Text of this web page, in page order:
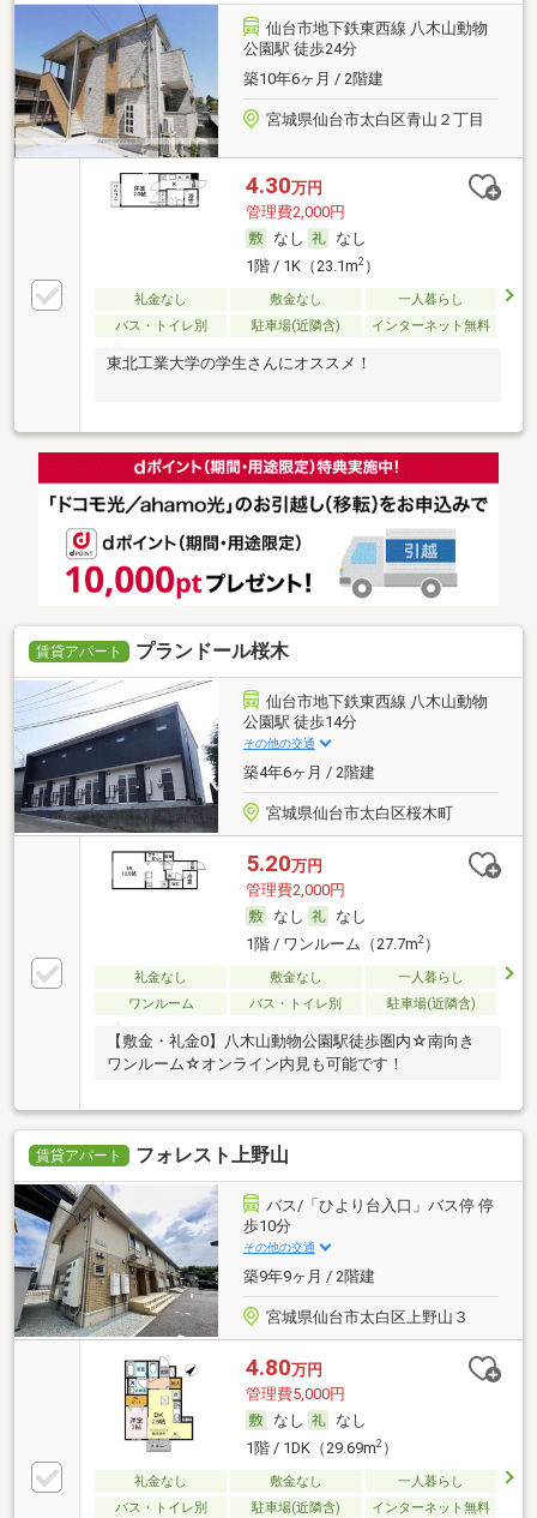
仙台市地下鉄東西線 八木山動物
公園駅 徒歩24分
築10年6ヶ月 / 2階建
宮城県仙台市太白区青山２丁目
4.30万円
管理費2,000円
なし
なし
1階 / 1K（23.1m2）
礼金なし 敷金なし
一人暮らし
バス・トイレ別
駐車場(近隣含) インターネット無料
東北工業大学の学生さんにオススメ！
賃貸アパート プランドール桜木
仙台市地下鉄東西線 八木山動物
公園駅 徒歩14分
その他の交通
築4年6ヶ月 / 2階建
宮城県仙台市太白区桜木町
5.20万円
管理費2,000円
なし
なし
1階 / ワンルーム（27.7m2）
礼金なし 敷金なし
一人暮らし
ワンルーム
バス・トイレ別 駐車場(近隣含)
【敷金・礼金0】八木山動物公園駅徒歩圏内☆南向き
ワンルーム☆オンライン内見も可能です！
賃貸アパート フォレスト上野山
バス/「ひより台入口」バス停 停
歩10分
その他の交通
築9年9ヶ月 / 2階建
宮城県仙台市太白区上野山３
4.80万円
管理費5,000円
なし
なし
1階 / 1DK（29.69m2）
礼金なし 敷金なし
一人暮らし
バス・トイレ別
駐車場(近隣含) インターネット無料